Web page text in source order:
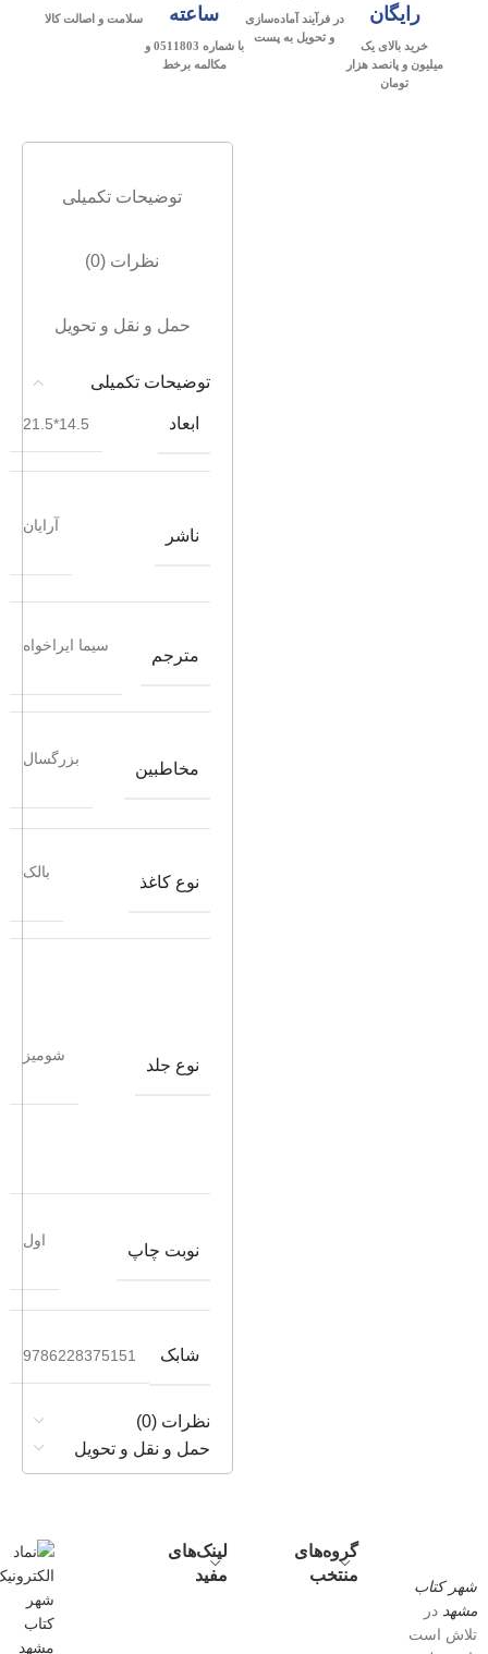
رایگان
خرید بالای یک
میلیون و پانصد هزار
تومان
در فرآیند آماده‌سازی
و تحویل به پست
ساعته
با شماره 0511803 و
مکالمه برخط
سلامت و اصالت کالا
توضیحات تکمیلی
نظرات (0)
حمل و نقل و تحویل
توضیحات تکمیلی
ابعاد 14.5*21.5
ناشر
آرایان
مترجم
سیما ایراخواه
مخاطبین
بزرگسال
نوع کاغذ
بالک
نوع جلد
شومیز
نوبت چاپ
اول
شابک 9786228375151
نظرات (0)
حمل و نقل و تحویل
شهر کتاب
مشهد در
تلاش است
گروه‌های
منتخب
لینک‌های
مفید